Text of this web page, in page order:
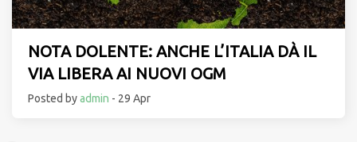
NOTA DOLENTE: ANCHE L’ITALIA DÀ IL
VIA LIBERA AI NUOVI OGM
Posted byadmin - 29 Apr